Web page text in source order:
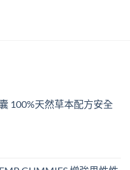
100%天然草本配方安全